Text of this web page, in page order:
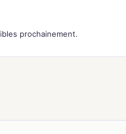
prochainement.